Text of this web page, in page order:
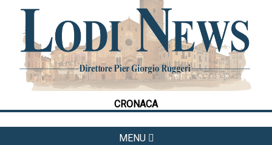
CRONACA
MENU
HOME
CRONACA
POLITICA
LA FOTO
METEO
CULTURA